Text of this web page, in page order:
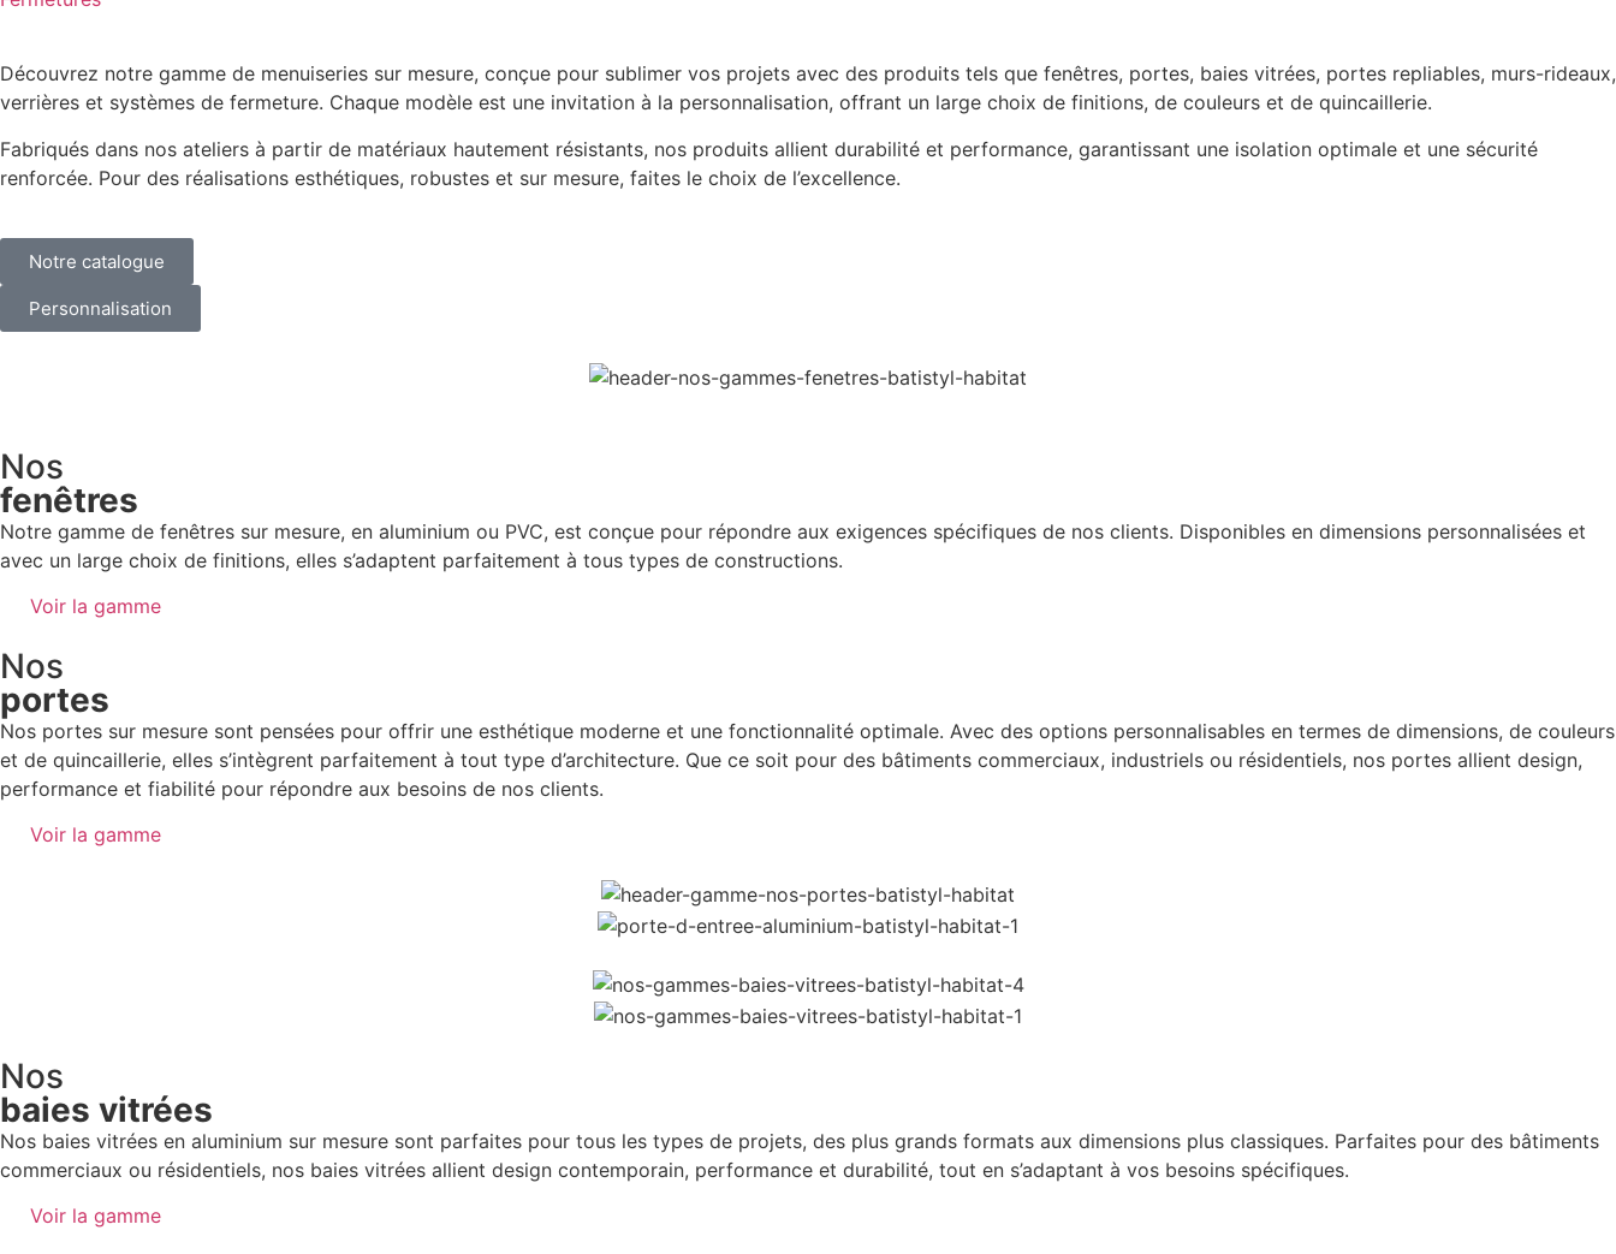
Découvrez notre gamme de menuiseries sur mesure, conçue pour sublimer vos projets avec des produits tels que fenêtres, portes, baies vitrées, portes repliables, murs-rideaux,
verrières et systèmes de fermeture. Chaque modèle est une invitation à la personnalisation, offrant un large choix de finitions, de couleurs et de quincaillerie.
Fabriqués dans nos ateliers à partir de matériaux hautement résistants, nos produits allient durabilité et performance, garantissant une isolation optimale et une sécurité
renforcée. Pour des réalisations esthétiques, robustes et sur mesure, faites le choix de l’excellence.
Notre catalogue
Personnalisation
Nos
fenêtres
Notre gamme de fenêtres sur mesure, en aluminium ou PVC, est conçue pour répondre aux exigences spécifiques de nos clients. Disponibles en dimensions personnalisées et
avec un large choix de finitions, elles s’adaptent parfaitement à tous types de constructions.
Voir la gamme
Nos
portes
Nos portes sur mesure sont pensées pour offrir une esthétique moderne et une fonctionnalité optimale. Avec des options personnalisables en termes de dimensions, de couleurs
et de quincaillerie, elles s’intègrent parfaitement à tout type d’architecture. Que ce soit pour des bâtiments commerciaux, industriels ou résidentiels, nos portes allient design,
performance et fiabilité pour répondre aux besoins de nos clients.
Voir la gamme
Nos
baies vitrées
Nos baies vitrées en aluminium sur mesure sont parfaites pour tous les types de projets, des plus grands formats aux dimensions plus classiques. Parfaites pour des bâtiments
commerciaux ou résidentiels, nos baies vitrées allient design contemporain, performance et durabilité, tout en s’adaptant à vos besoins spécifiques.
Voir la gamme